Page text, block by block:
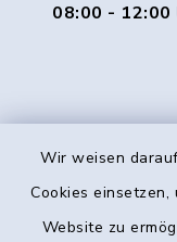
Wir weisen
Cookies
Website zu
08:00 - 12:00